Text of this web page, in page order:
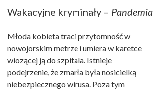
Wakacyjne kryminały – Pandemia
Młoda kobieta traci przytomność w
nowojorskim metrze i umiera w karetce
wiozącej ją do szpitala. Istnieje
podejrzenie, że zmarła była nosicielką
niebezpiecznego wirusa. Poza tym